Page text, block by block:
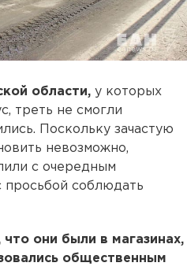
области, у которых
треть не смогли
Поскольку зачастую
невозможно,
с очередным
соблюдать
они были в магазинах,
общественным